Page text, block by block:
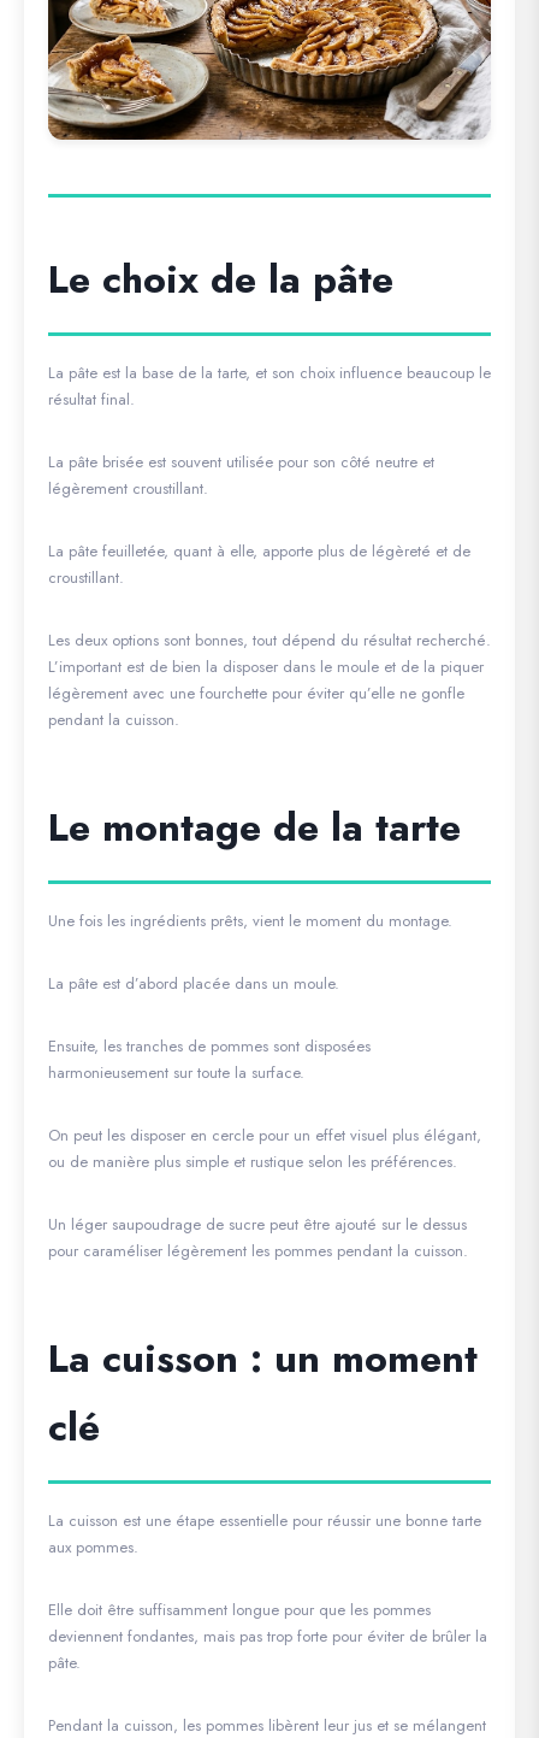
Le choix de la pâte
La pâte est la base de la tarte, et son choix influence beaucoup le
résultat final.
La pâte brisée est souvent utilisée pour son côté neutre et
légèrement croustillant.
La pâte feuilletée, quant à elle, apporte plus de légèreté et de
croustillant.
Les deux options sont bonnes, tout dépend du résultat recherché.
L’important est de bien la disposer dans le moule et de la piquer
légèrement avec une fourchette pour éviter qu’elle ne gonfle
pendant la cuisson.
Le montage de la tarte
Une fois les ingrédients prêts, vient le moment du montage.
La pâte est d’abord placée dans un moule.
Ensuite, les tranches de pommes sont disposées
harmonieusement sur toute la surface.
On peut les disposer en cercle pour un effet visuel plus élégant,
ou de manière plus simple et rustique selon les préférences.
Un léger saupoudrage de sucre peut être ajouté sur le dessus
pour caraméliser légèrement les pommes pendant la cuisson.
La cuisson : un moment
clé
La cuisson est une étape essentielle pour réussir une bonne tarte
aux pommes.
Elle doit être suffisamment longue pour que les pommes
deviennent fondantes, mais pas trop forte pour éviter de brûler la
pâte.
Pendant la cuisson, les pommes libèrent leur jus et se mélangent